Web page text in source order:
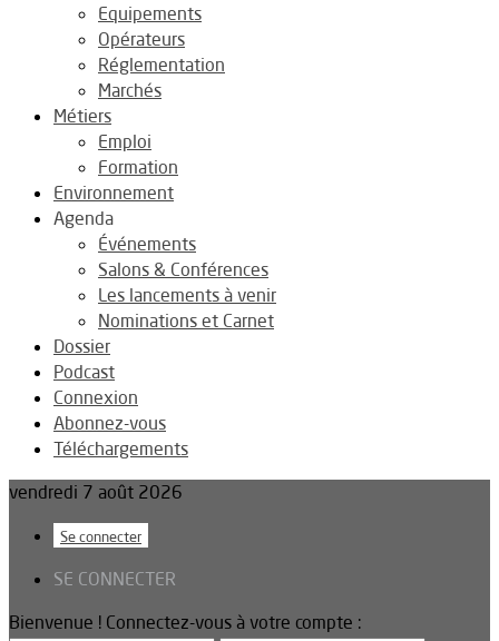
Equipements
Opérateurs
Réglementation
Marchés
Métiers
Emploi
Formation
Environnement
Agenda
Événements
Salons & Conférences
Les lancements à venir
Nominations et Carnet
Dossier
Podcast
Connexion
Abonnez-vous
Téléchargements
vendredi 7 août 2026
Se connecter
SE CONNECTER
Bienvenue ! Connectez-vous à votre compte :